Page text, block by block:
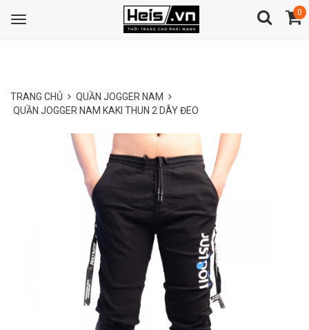
Toggle
0
TRANG CHỦ
QUẦN JOGGER NAM
QUẦN JOGGER NAM KAKI THUN 2 DÂY ĐEO